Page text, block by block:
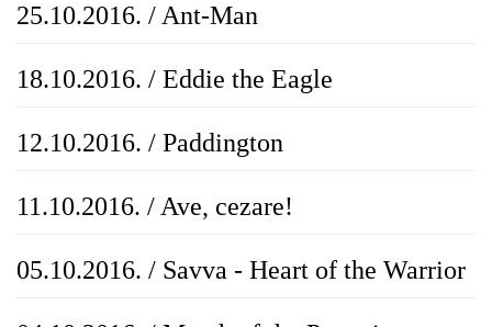
25.10.2016. / Ant-Man
18.10.2016. / Eddie the Eagle
12.10.2016. / Paddington
11.10.2016. / Ave, cezare!
05.10.2016. / Savva - Heart of the Warrior